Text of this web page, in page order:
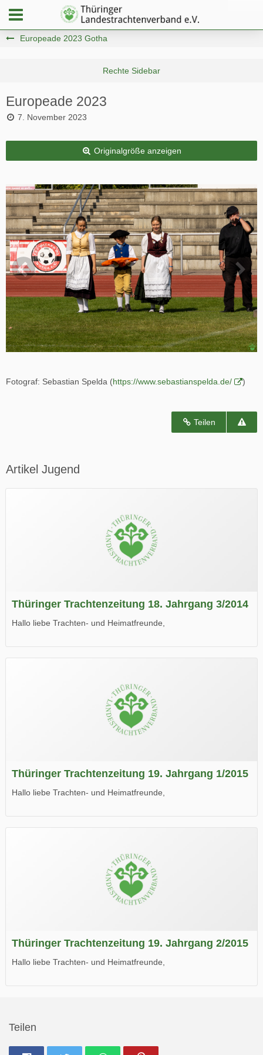
Europeade 2023 Gotha
Europeade 2023
7. November 2023
Originalgröße anzeigen
Fotograf: Sebastian Spelda (https://www.sebastianspelda.de/ )
Teilen
Artikel Jugend
Thüringer Trachtenzeitung 18. Jahrgang 3/2014
Hallo liebe Trachten- und Heimatfreunde,
Wir wünschen Euch viel Spaß beim Lesen.
Thüringer Trachtenzeitung 19. Jahrgang 1/2015
Hallo liebe Trachten- und Heimatfreunde,
Wir wünschen Euch viel Spaß beim Lesen.
Thüringer Trachtenzeitung 19. Jahrgang 2/2015
Hallo liebe Trachten- und Heimatfreunde,
Teilen